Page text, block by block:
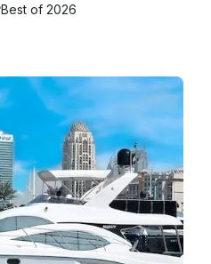
Best of 2026